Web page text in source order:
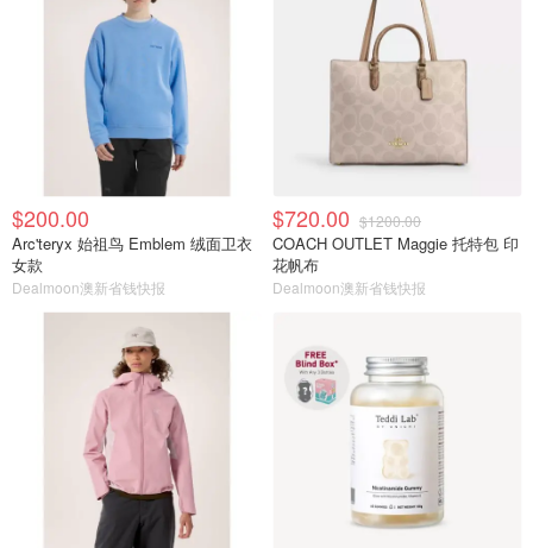
$200.00
Arc'teryx 始祖鸟 Emblem 绒面卫衣
女款
Dealmoon澳新省钱快报
$720.00 $1200.00
COACH OUTLET Maggie 托特包 印
花帆布
Dealmoon澳新省钱快报